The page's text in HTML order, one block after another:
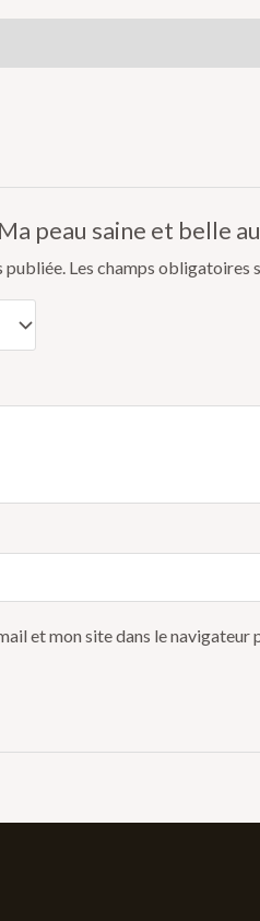
peau saine et belle
publiée. Les champs obligatoires
et mon site dans le navigateur